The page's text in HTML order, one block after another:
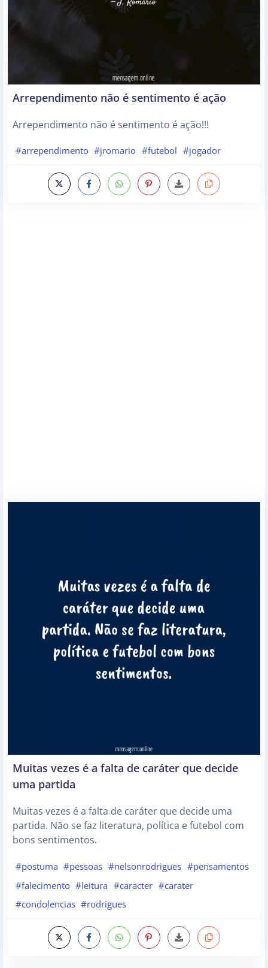
Arrependimento não é sentimento é ação
Arrependimento não é sentimento é ação!!!
#arrependimento #jromario #futebol #jogador
Muitas vezes é a falta de caráter que decide
uma partida
Muitas vezes é a falta de caráter que decide uma
partida. Não se faz literatura, política e futebol com
bons sentimentos.
#postuma #pessoas #nelsonrodrigues #pensamentos
#falecimento #leitura #caracter #carater
#condolencias #rodrigues